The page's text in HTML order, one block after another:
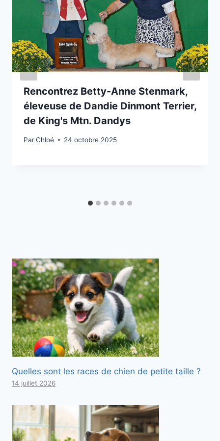
Rencontrez Betty-Anne Stenmark,
éleveuse de Dandie Dinmont Terrier,
de King's Mtn. Dandys
ParChloé 24 octobre 2025
Quelles sont les races de chien de petite taille ?
14 juillet 2026